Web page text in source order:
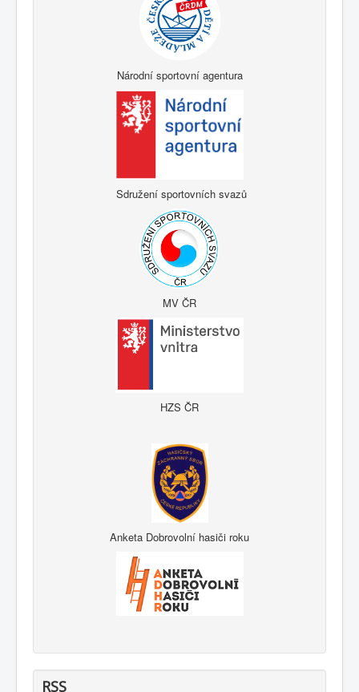
Národní sportovní agentura
Sdružení sportovních svazů
MV ČR
HZS ČR
Anketa Dobrovolní hasiči roku
RSS